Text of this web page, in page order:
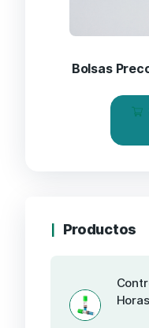
Bolsas
Productos